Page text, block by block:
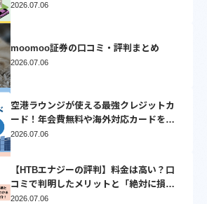
較シミュレーション【2025】
2026.07.06
moomoo証券の口コミ・評判まとめ
2026.07.06
空港ラウンジが使える最強クレジットカ
ード！年会費無料や海外対応カードを厳
選
2026.07.06
【HTBエナジーの評判】料金は高い？口
コミで判明したメリットと「絶対に損し
ない」乗り換え先3選
2026.07.06